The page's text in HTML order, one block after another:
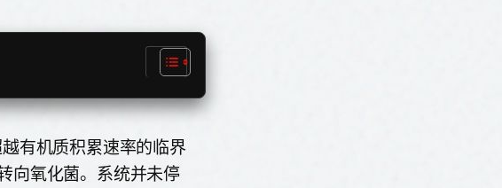
有机质积累速率的临界
向氧化菌。系统并未停